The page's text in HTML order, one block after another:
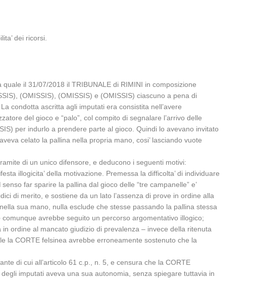
dei ricorsi.
il 31/07/2018 il TRIBUNALE di RIMINI in composizione
(OMISSIS), (OMISSIS) e (OMISSIS) ciascuno a pena di
condotta ascritta agli imputati era consistita nell’avere
del gioco e “palo”, col compito di segnalare l’arrivo delle
per indurlo a prendere parte al gioco. Quindi lo avevano invitato
celato la pallina nella propria mano, cosi’ lasciando vuote
di un unico difensore, e deducono i seguenti motivi:
illogicita’ della motivazione. Premessa la difficolta’ di individuare
far sparire la pallina dal gioco delle “tre campanelle” e’
di merito, e sostiene da un lato l’assenza di prove in ordine alla
sua mano, nulla esclude che stesse passando la pallina stessa
avrebbe seguito un percorso argomentativo illogico;
ordine al mancato giudizio di prevalenza – invece della ritenuta
la CORTE felsinea avrebbe erroneamente sostenuto che la
di cui all’articolo 61 c.p., n. 5, e censura che la CORTE
imputati aveva una sua autonomia, senza spiegare tuttavia in